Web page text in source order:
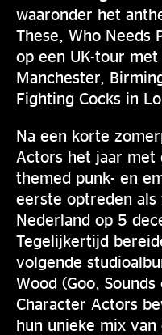
waaronder het
These, Who Needs
op een UK-tour
Manchester,
Fighting Cocks in
Na een korte
Actors het jaar met
themed punk- en
eerste optreden
Nederland op 5
Tegelijkertijd
volgende
Wood (Goo,
Character Actors
hun unieke mix